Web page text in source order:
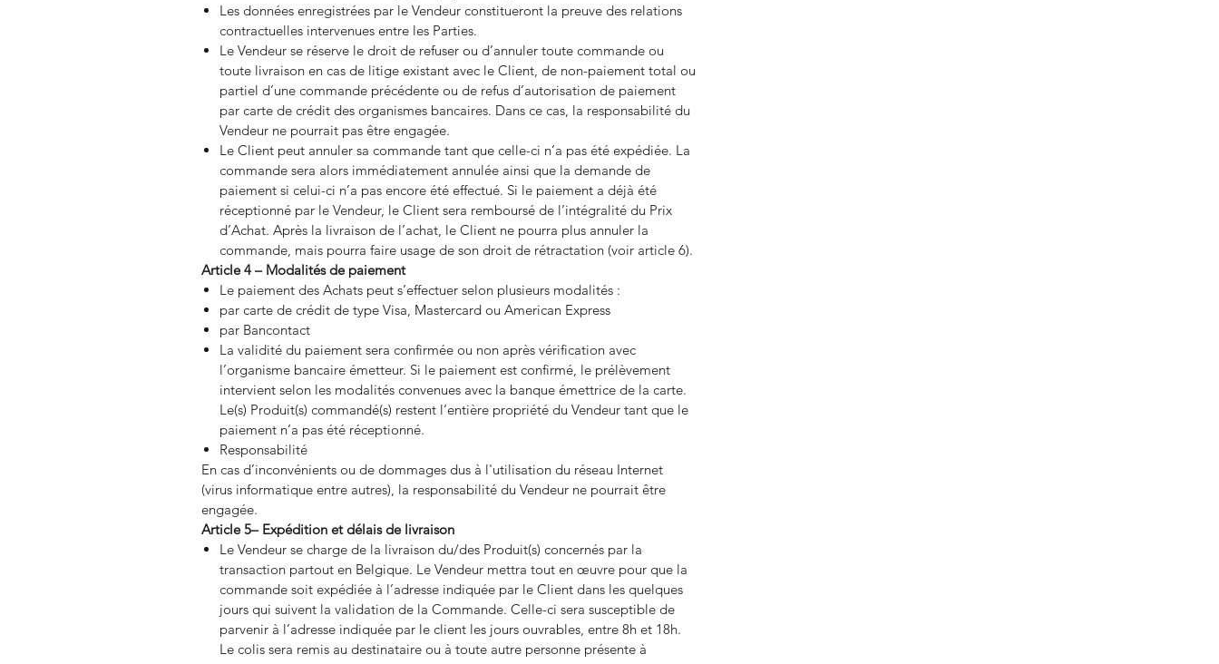
Les données enregistrées par le Vendeur constitueront la preuve des relations
contractuelles intervenues entre les Parties.
Le Vendeur se réserve le droit de refuser ou d’annuler toute commande ou
toute livraison en cas de litige existant avec le Client, de non-paiement total ou
partiel d’une commande précédente ou de refus d’autorisation de paiement
par carte de crédit des organismes bancaires. Dans ce cas, la responsabilité du
Vendeur ne pourrait pas être engagée.
Le Client peut annuler sa commande tant que celle-ci n’a pas été expédiée. La
commande sera alors immédiatement annulée ainsi que la demande de
paiement si celui-ci n’a pas encore été effectué. Si le paiement a déjà été
réceptionné par le Vendeur, le Client sera remboursé de l’intégralité du Prix
d’Achat. Après la livraison de l’achat, le Client ne pourra plus annuler la
commande, mais pourra faire usage de son droit de rétractation (voir article 6).
Article 4 – Modalités de paiement
Le paiement des Achats peut s’effectuer selon plusieurs modalités :
par carte de crédit de type Visa, Mastercard ou American Express
par Bancontact
La validité du paiement sera confirmée ou non après vérification avec
l’organisme bancaire émetteur. Si le paiement est confirmé, le prélèvement
intervient selon les modalités convenues avec la banque émettrice de la carte.
Le(s) Produit(s) commandé(s) restent l’entière propriété du Vendeur tant que le
paiement n’a pas été réceptionné.
Responsabilité
En cas d’inconvénients ou de dommages dus à l'utilisation du réseau Internet
(virus informatique entre autres), la responsabilité du Vendeur ne pourrait être
engagée.
Article 5– Expédition et délais de livraison
Le Vendeur se charge de la livraison du/des Produit(s) concernés par la
transaction partout en Belgique. Le Vendeur mettra tout en œuvre pour que la
commande soit expédiée à l’adresse indiquée par le Client dans les quelques
jours qui suivent la validation de la Commande. Celle-ci sera susceptible de
parvenir à l’adresse indiquée par le client les jours ouvrables, entre 8h et 18h.
Le colis sera remis au destinataire ou à toute autre personne présente à